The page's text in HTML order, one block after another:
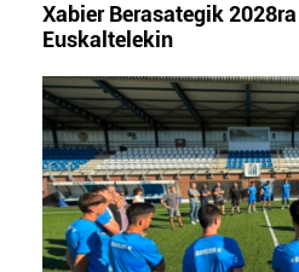
Xabier Berasategik
Euskaltelekin